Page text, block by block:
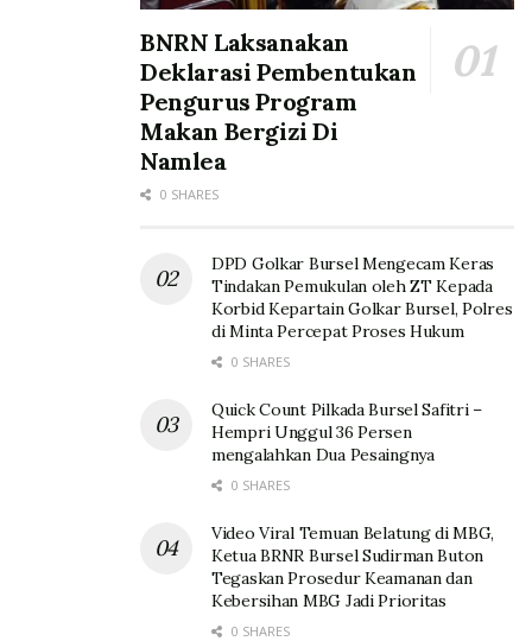
BNRN Laksanakan
Deklarasi Pembentukan
Pengurus Program
Makan Bergizi Di
Namlea
0 SHARES
DPD Golkar Bursel Mengecam Keras
Tindakan Pemukulan oleh ZT Kepada
Korbid Kepartain Golkar Bursel, Polres
di Minta Percepat Proses Hukum
0 SHARES
Quick Count Pilkada Bursel Safitri –
Hempri Unggul 36 Persen
mengalahkan Dua Pesaingnya
0 SHARES
Video Viral Temuan Belatung di MBG,
Ketua BRNR Bursel Sudirman Buton
Tegaskan Prosedur Keamanan dan
Kebersihan MBG Jadi Prioritas
0 SHARES